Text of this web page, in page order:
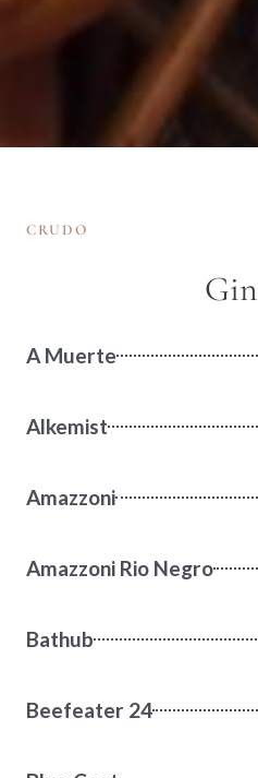
CRUDO
Gin
A Muerte
Alkemist
Amazzoni
Amazzoni Rio Negro
Bathub
Beefeater 24